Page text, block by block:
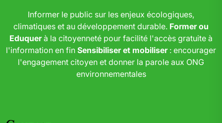
Informer le public sur les enjeux écologiques,
climatiques et au développement durable. Former ou
Eduquerà la citoyenneté pour facilité l'accès gratuite à
l'information en fin Sensibiliser et mobiliser: encourager
l'engagement citoyen et donner la parole aux ONG
environnementales